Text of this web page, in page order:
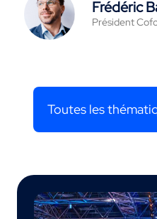
Frédéric
Président
Toutes les